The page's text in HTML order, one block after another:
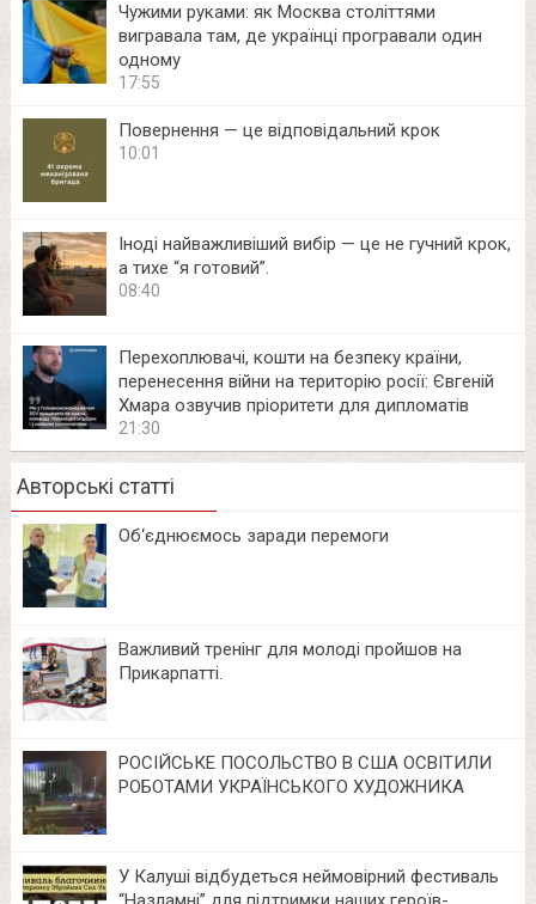
Чужими руками: як Москва століттями
вигравала там, де українці програвали один
одному
17:55
Повернення — це відповідальний крок
10:01
Іноді найважливіший вибір — це не гучний крок,
а тихе “я готовий”.
08:40
Перехоплювачі, кошти на безпеку країни,
перенесення війни на територію росії: Євгеній
Хмара озвучив пріоритети для дипломатів
21:30
Авторські статті
Об‘єднюємось заради перемоги
Важливий тренінг для молоді пройшов на
Прикарпатті.
РОСІЙСЬКЕ ПОСОЛЬСТВО В США ОСВІТИЛИ
РОБОТАМИ УКРАЇНСЬКОГО ХУДОЖНИКА
У Калуші відбудеться неймовірний фестиваль